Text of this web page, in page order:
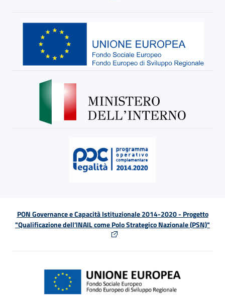
PON Governance e Capacità Istituzionale 2014-2020 - Progetto
"Qualificazione dell'INAIL come Polo Strategico Nazionale (PSN)"